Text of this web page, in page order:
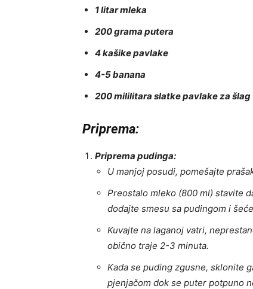
1 litar mleka
200 grama putera
4 kašike pavlake
4-5 banana
200 mililitara slatke pavlake za šlag
Priprema:
Priprema pudinga:
U manjoj posudi, pomešajte
Preostalo mleko (800 ml) stavite
dodajte smesu sa pudingom i
Kuvajte na laganoj vatri,
obično traje 2-3 minuta.
Kada se puding zgusne, sklonite
pjenjačom dok se puter potpuno